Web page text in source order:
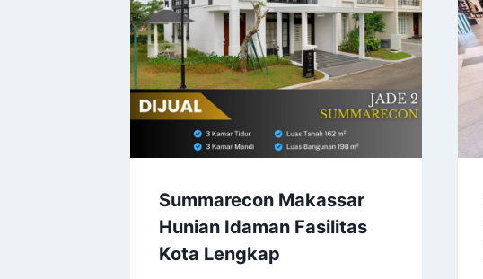
Summarecon Makassar
Hunian Idaman Fasilitas
Kota Lengkap